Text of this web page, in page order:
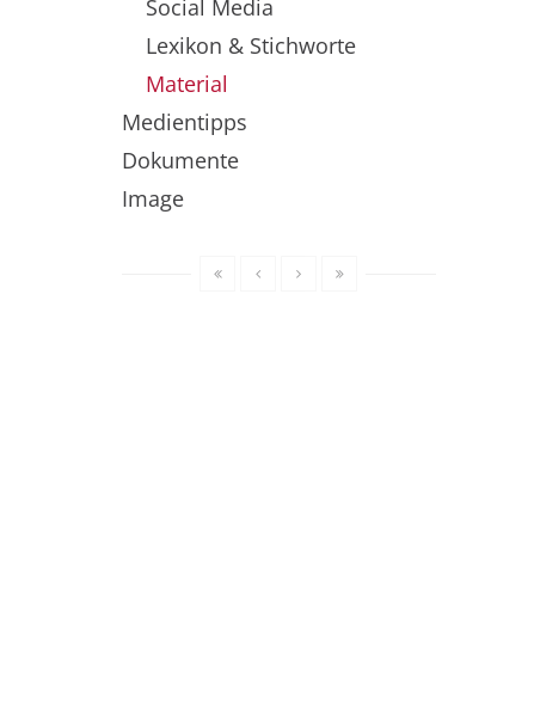
Social Media
Lexikon & Stichworte
Material
Medientipps
Dokumente
Image